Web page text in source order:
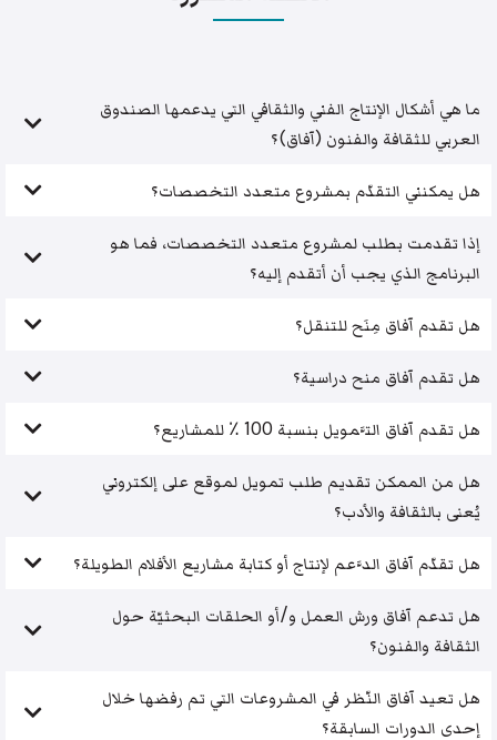
ما هي أشكال الإنتاج الفني والثقافي التي يدعمها الصندوق
العربي للثقافة والفنون (آفاق)؟
هل يمكنني التقدّم بمشروع متعدد التخصصات؟
إذا تقدمت بطلب لمشروع متعدد التخصصات، فما هو
البرنامج الذي يجب أن أتقدم إليه؟
هل تقدم آفاق مِنَح للتنقل؟
هل تقدم آفاق منح دراسية؟
هل تقدم آفاق التَّمويل بنسبة 100 ٪ للمشاريع؟
هل من الممكن تقديم طلب تمويل لموقع على إلكتروني
يُعنى بالثقافة والأدب؟
هل تقدّم آفاق الدَّعم لإنتاج أو كتابة مشاريع الأفلام الطويلة؟
هل تدعم آفاق ورش العمل و/أو الحلقات البحثيّة حول
الثقافة والفنون؟
هل تعيد آفاق النّظر في المشروعات التي تم رفضها خلال
إحدى الدورات السابقة؟